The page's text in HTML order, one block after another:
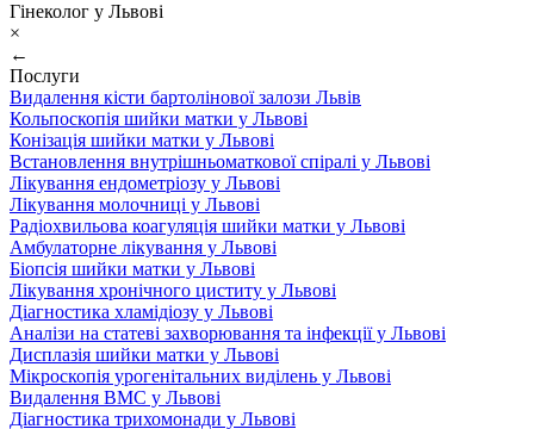
Гінеколог у Львові
×
←
Послуги
Видалення кісти бартолінової залози Львів
Кольпоскопія шийки матки у Львові
Конізація шийки матки у Львові
Встановлення внутрішньоматкової спіралі у Львові
Лікування ендометріозу у Львові
Лікування молочниці у Львові
Радіохвильова коагуляція шийки матки у Львові
Амбулаторне лікування у Львові
Біопсія шийки матки у Львові
Лікування хронічного циститу у Львові
Діагностика хламідіозу у Львові
Аналізи на статеві захворювання та інфекції у Львові
Дисплазія шийки матки у Львові
Мікроскопія урогенітальних виділень у Львові
Видалення ВМС у Львові
Діагностика трихомонади у Львові